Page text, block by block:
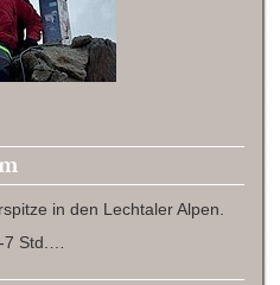
in den Lechtaler Alpen.
Std.…